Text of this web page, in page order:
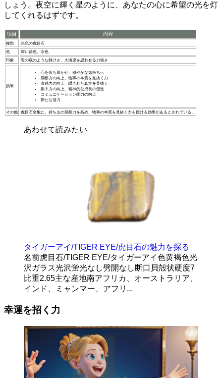
しょう。夜空に輝く星のように、あなたの心に希望の光を灯
してくれるはずです。
項目 内容
種類
水色の虎目石
色
深い藍色、水色
印象
海の底のような静けさ、大海原を思わせる力強さ
効果
心を落ち着かせ、穏やかな気持ちへ
洞察力の向上、物事の本質を見抜く力
直感力の向上、隠された真実を見抜く
集中力の向上、精神的な成長の促進
コミュニケーション能力の向上
新たな活力
その他 虎目石全般に、持ち主の洞察力を高め、物事の本質を見抜く力を授ける効果があるとされている。
あわせて読みたい
タイガーアイ/TIGER EYE/虎目石の魅力を探る
名前虎目石/TIGER EYE/タイガーアイ色黄褐色光
沢ガラス光沢蛍光なし劈開なし断口貝殻状硬度7
比重2.65主な産地南アフリカ、オーストラリア、
インド、ミャンマー、アフリ...
幸運を招く力